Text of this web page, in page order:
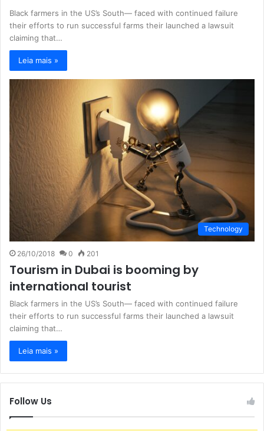
Black farmers in the US’s South— faced with continued failure
their efforts to run successful farms their launched a lawsuit
claiming that…
Leia mais »
Technology
26/10/2018 0 201
Tourism in Dubai is booming by
international tourist
Black farmers in the US’s South— faced with continued failure
their efforts to run successful farms their launched a lawsuit
claiming that…
Leia mais »
Follow Us